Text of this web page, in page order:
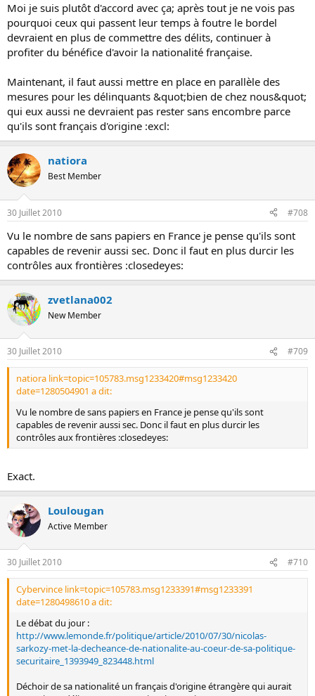
Moi je suis plutôt d'accord avec ça; après tout je ne vois pas
pourquoi ceux qui passent leur temps à foutre le bordel
devraient en plus de commettre des délits, continuer à
profiter du bénéfice d'avoir la nationalité française.
Maintenant, il faut aussi mettre en place en parallèle des
mesures pour les délinquants &quot;bien de chez nous&quot;
qui eux aussi ne devraient pas rester sans encombre parce
qu'ils sont français d'origine :excl:
natiora
Best Member
30 Juillet 2010 #708
Vu le nombre de sans papiers en France je pense qu'ils sont
capables de revenir aussi sec. Donc il faut en plus durcir les
contrôles aux frontières :closedeyes:
zvetlana002
New Member
30 Juillet 2010 #709
natiora link=topic=105783.msg1233420#msg1233420
date=1280504901 a dit:
Vu le nombre de sans papiers en France je pense qu'ils sont
capables de revenir aussi sec. Donc il faut en plus durcir les
contrôles aux frontières :closedeyes:
Exact.
Loulougan
Active Member
30 Juillet 2010 #710
Cybervince link=topic=105783.msg1233391#msg1233391
date=1280498610 a dit:
Le débat du jour :
http://www.lemonde.fr/politique/article/2010/07/30/nicolas-
sarkozy-met-la-decheance-de-nationalite-au-coeur-de-sa-politique-
securitaire_1393949_823448.html
Déchoir de sa nationalité un français d'origine étrangère qui aurait